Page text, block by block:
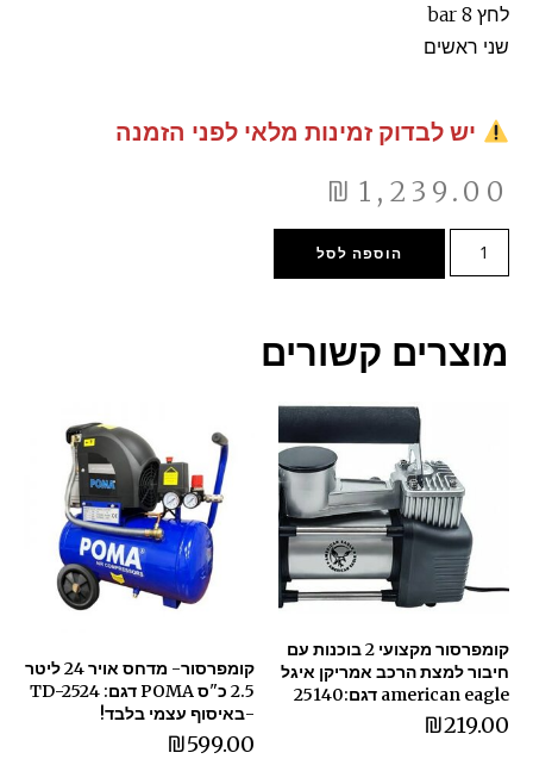
לחץ 8 bar
שני ראשים
יש לבדוק זמינות מלאי לפני הזמנה
₪ 1,239.00
הוספה לסל
מוצרים קשורים
קומפרסור מקצועי 2 בוכנות עם
חיבור למצת הרכב אמריקן איגל
american eagle דגם:25140
₪219.00
קומפרסור- מדחס אויר 24 ליטר
2.5 כ"ס POMA דגם: TD-2524
-באיסוף עצמי בלבד!
₪599.00